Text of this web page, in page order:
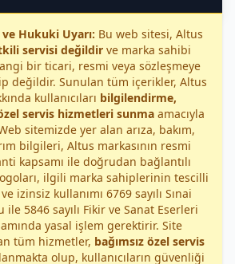
Hukuki Uyarı: Bu web sitesi, Altus
servisi değildirve marka sahibi
bir ticari, resmi veya sözleşmeye
değildir. Sunulan tüm içerikler, Altus
kullanıcıları bilgilendirme,
servis hizmetleri sunma amacıyla
sitemizde yer alan arıza, bakım,
bilgileri, Altus markasının resmi
kapsamı ile doğrudan bağlantılı
ilgili marka sahiplerinin tescilli
izinsiz kullanımı 6769 sayılı Sınai
5846 sayılı Fikir ve Sanat Eserleri
yasal işlem gerektirir. Site
tüm hizmetler, bağımsız özel servis
olup, kullanıcıların güvenliği